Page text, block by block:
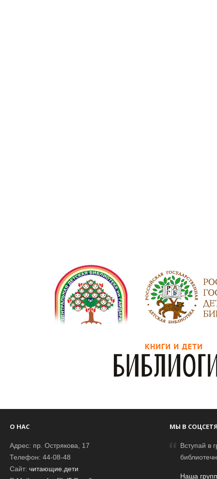
О НАС
Адрес: пр. Острякова, 17
Телефон: 44-08-48
Сайт: читающие.дети
МЫ В
Вступай в
Наша